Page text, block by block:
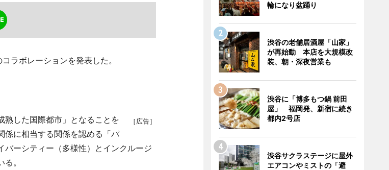
ラボレーションを発表した。
［広告］
した国際都市」となることを
係に相当する関係を認める「パ
ーシティー（多様性）とインクルージ
。
輪になり盆踊り
渋谷の老舗居酒屋「山家」
が再始動 本店を大規模改
装、朝・深夜営業も
渋谷に「博多もつ鍋 前田
屋」 福岡発、新宿に続き
都内2号店
渋谷サクラステージに屋外
エアコンやミストの「避